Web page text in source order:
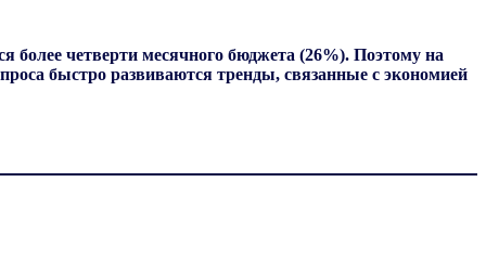
более четверти месячного бюджета (26%). Поэтому на
быстро развиваются тренды, связанные с экономией